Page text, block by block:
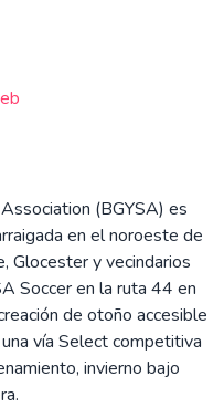
(BGYSA) es
en el noroeste de
Glocester y vecindarios
Soccer en la ruta 44 en
de otoño accesible
vía Select competitiva
invierno bajo